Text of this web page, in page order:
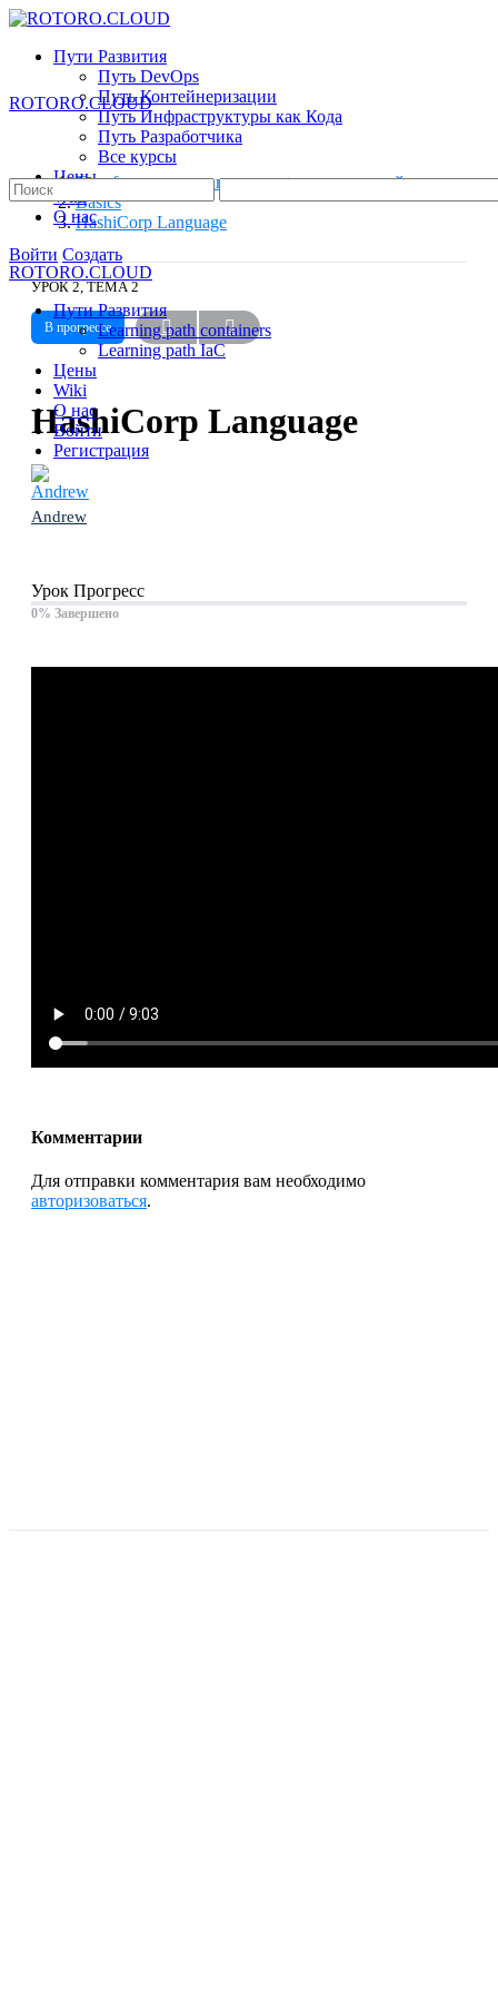
Toggle
Panel
Пути Развития
Путь DevOps
Путь Контейнеризации
Путь Инфраструктуры как Кода
Путь Разработчика
Все курсы
Цены
Wiki
О нас
More
options
Войти Создать
ROTORO.CLOUD
Search
for:
ROTORO.CLOUD
Пути Развития
Learning path containers
Learning path IaC
Цены
Wiki
О нас
Войти
Регистрация
Terraform для начинающих + практический опыт
Basics
HashiCorp Language
УРОК 2, ТЕМА 2
В прогрессе
HashiCorp Language
Andrew
Урок Прогресс
0% Завершено
Комментарии
Для отправки комментария вам необходимо
авторизоваться.